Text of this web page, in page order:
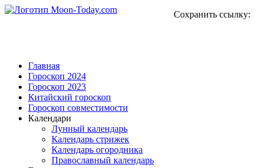
Сохранить ссылку:
Главная
Гороскоп 2024
Гороскоп 2023
Китайский гороскоп
Гороскоп совместимости
Календари
Лунный календарь
Календарь стрижек
Календарь огородника
Православный календарь